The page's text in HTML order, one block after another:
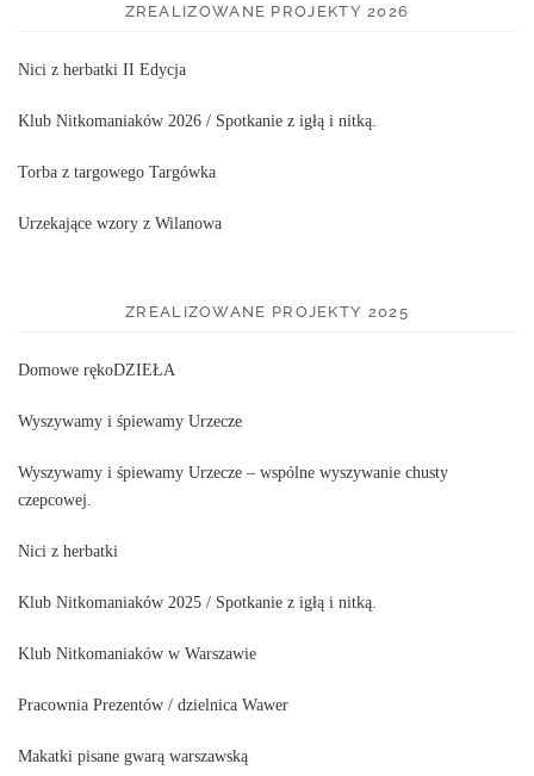
ZREALIZOWANE PROJEKTY 2026
Nici z herbatki II Edycja
Klub Nitkomaniaków 2026 / Spotkanie z igłą i nitką.
Torba z targowego Targówka
Urzekające wzory z Wilanowa
ZREALIZOWANE PROJEKTY 2025
Domowe rękoDZIEŁA
Wyszywamy i śpiewamy Urzecze
Wyszywamy i śpiewamy Urzecze – wspólne wyszywanie chusty
czepcowej.
Nici z herbatki
Klub Nitkomaniaków 2025 / Spotkanie z igłą i nitką.
Klub Nitkomaniaków w Warszawie
Pracownia Prezentów / dzielnica Wawer
Makatki pisane gwarą warszawską